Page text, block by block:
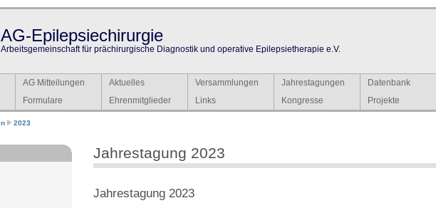
AG-Epilepsiechirurgie
Arbeitsgemeinschaft für prächirurgische Diagnostik und operative Epilepsietherapie e.V.
AG Mitteilungen Aktuelles Versammlungen Jahrestagungen Datenbank
Formulare Ehrenmitglieder Links Kongresse Projekte
2023
Jahrestagung 2023
Jahrestagung 2023